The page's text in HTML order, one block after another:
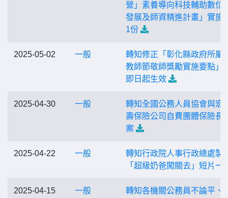
營」素養導向科技輔助數位
發展及師資精進計畫」實施
1份
2025-05-02 一般
轉知修正「彰化縣政府所屬
教師節敬師獎勵實施要點」
即日起生效
2025-04-30 一般
轉知全國公務人員協會與宏
壽保險公司自費團體保險長
案
2025-04-22 一般
轉知行政院人事行政總處製
「超級奶爸闖關去」短片一
2025-04-15 一般
轉知各機關公務員不論平、